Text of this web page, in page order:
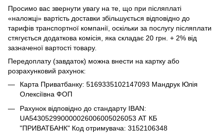
Просимо вас звернути увагу на те, що при післяплаті
«наложці» вартість доставки збільшується відповідно до
тарифів транспортної компанії, оскільки за послугу післяплати
стягується додаткова комісія, яка складає 20 грн. + 2% від
зазначеної вартості товару.
Передоплату (завдаток) можна внести на картку або
розрахунковий рахунок:
Карта Приватбанку: 5169335102147093 Мандрук Юлія
Олексіївна ФОП
Рахунок відповідно до стандарту IBAN:
UA543052990000026006005026053 АТ КБ
"ПРИВАТБАНК" Код отримувача: 3152106348